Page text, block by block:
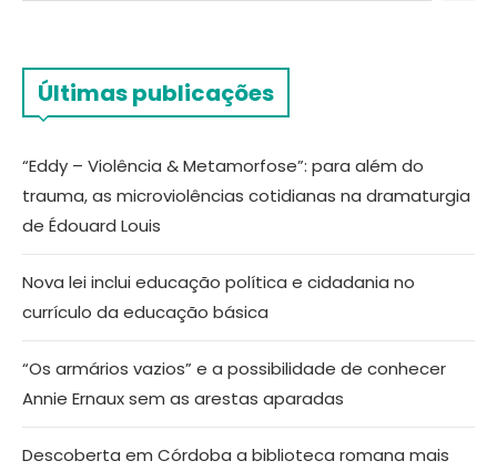
Últimas publicações
“Eddy – Violência & Metamorfose”: para além do
trauma, as microviolências cotidianas na dramaturgia
de Édouard Louis
Nova lei inclui educação política e cidadania no
currículo da educação básica
“Os armários vazios” e a possibilidade de conhecer
Annie Ernaux sem as arestas aparadas
Descoberta em Córdoba a biblioteca romana mais